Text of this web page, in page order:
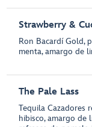
Strawberry &
Ron Bacardí Gold,
menta, amargo de
The Pale Lass
Tequila Cazadores
hibisco, amargo de